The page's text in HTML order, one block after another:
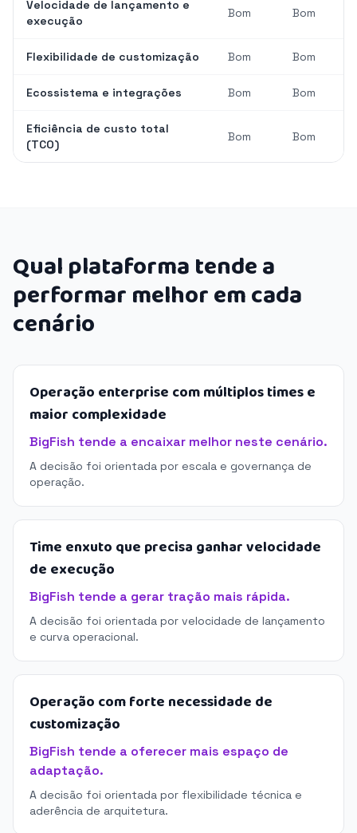
Velocidade de lançamento e
execução
Bom Bom
Flexibilidade de customização Bom Bom
Ecossistema e integrações Bom Bom
Eficiência de custo total
(TCO)
Bom Bom
Qual plataforma tende a
performar melhor em cada
cenário
Operação enterprise com múltiplos times e
maior complexidade
BigFish tende a encaixar melhor neste cenário.
A decisão foi orientada por escala e governança de
operação.
Time enxuto que precisa ganhar velocidade
de execução
BigFish tende a gerar tração mais rápida.
A decisão foi orientada por velocidade de lançamento
e curva operacional.
Operação com forte necessidade de
customização
BigFish tende a oferecer mais espaço de
adaptação.
A decisão foi orientada por flexibilidade técnica e
aderência de arquitetura.